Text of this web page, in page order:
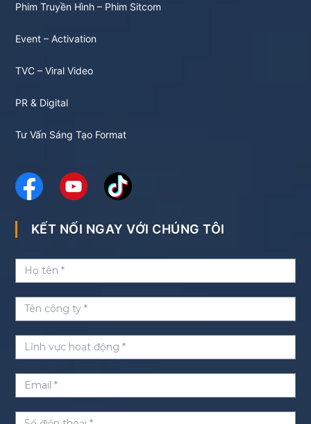
Phim Truyền Hình – Phim Sitcom
Event – Activation
TVC – Viral Video
PR & Digital
Tư Vấn Sáng Tạo Format
KẾT NỐI NGAY VỚI CHÚNG TÔI